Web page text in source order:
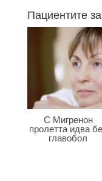
Пациентите
С Мигренон
пролетта идва
главобол